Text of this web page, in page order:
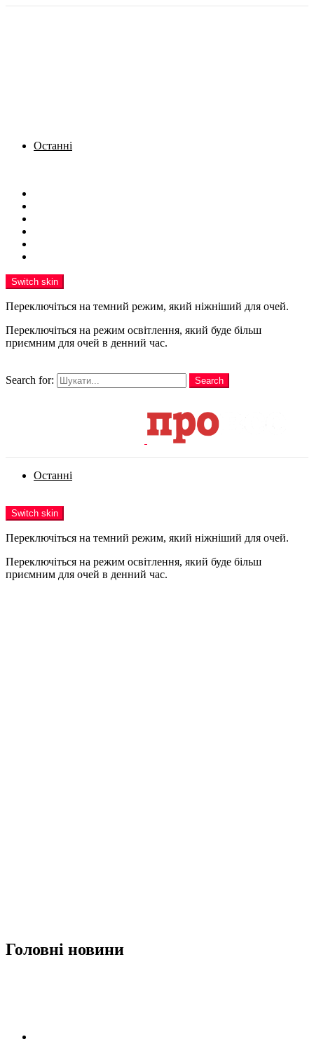
Останні
Switch skin
Переключіться на темний режим, який ніжніший для очей.
Переключіться на режим освітлення, який буде більш
приємним для очей в денний час.
Search for:
Search
Останні
Switch skin
Переключіться на темний режим, який ніжніший для очей.
Переключіться на режим освітлення, який буде більш
приємним для очей в денний час.
Головні новини